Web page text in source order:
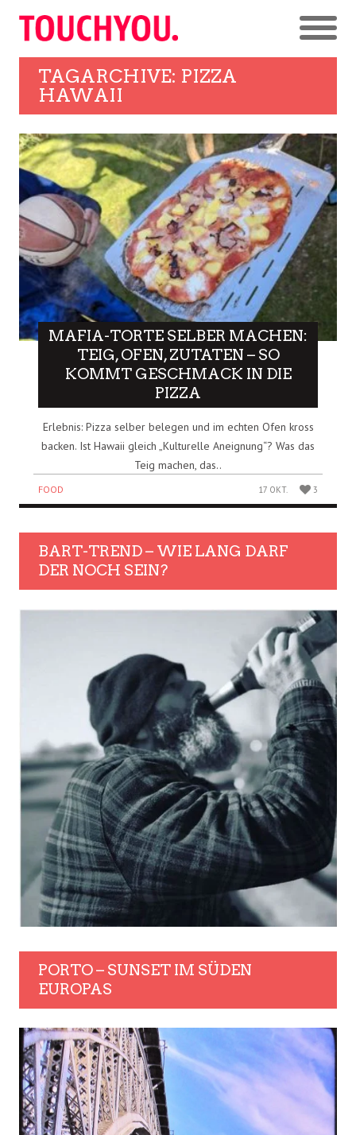
TAGARCHIVE: PIZZA
HAWAII
MAFIA-TORTE SELBER MACHEN:
TEIG, OFEN, ZUTATEN – SO
KOMMT GESCHMACK IN DIE
PIZZA
Erlebnis: Pizza selber belegen und im echten Ofen kross
backen. Ist Hawaii gleich „Kulturelle Aneignung“? Was das
Teig machen, das..
FOOD 17 OKT. 3
BART-TREND – WIE LANG DARF
DER NOCH SEIN?
PORTO – SUNSET IM SÜDEN
EUROPAS